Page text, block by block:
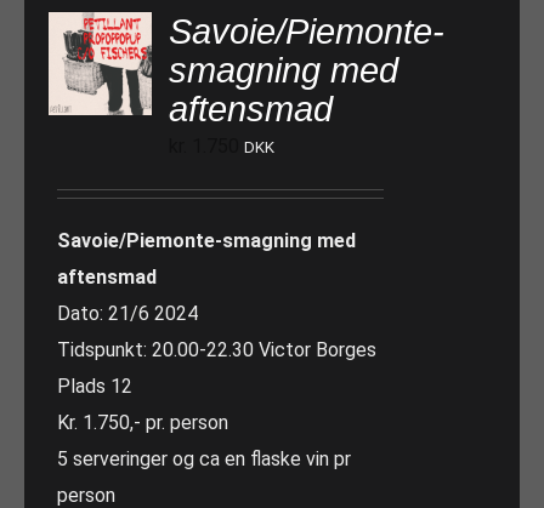
Savoie/Piemonte-
smagning med
aftensmad
DKK
Savoie/Piemonte-smagning med
aftensmad
Dato: 21/6 2024
Tidspunkt: 20.00-22.30 Victor Borges
Plads 12
Kr. 1.750,- pr. person
5 serveringer og ca en flaske vin pr
person